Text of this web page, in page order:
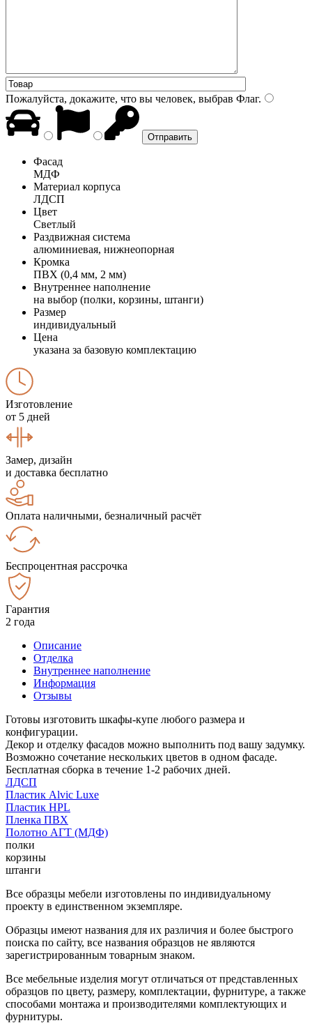
Пожалуйста, докажите, что вы человек, выбрав Флаг.
Фасад
МДФ
Материал корпуса
ЛДСП
Цвет
Светлый
Раздвижная система
алюминиевая, нижнеопорная
Кромка
ПВХ (0,4 мм, 2 мм)
Внутреннее наполнение
на выбор (полки, корзины, штанги)
Размер
индивидуальный
Цена
указана за базовую комплектацию
Изготовление
от 5 дней
Замер, дизайн
и доставка бесплатно
Оплата наличными, безналичный расчёт
Беспроцентная рассрочка
Гарантия
2 года
Описание
Отделка
Внутреннее наполнение
Информация
Отзывы
Готовы изготовить шкафы-купе любого размера и
конфигурации.
Декор и отделку фасадов можно выполнить под вашу задумку.
Возможно сочетание нескольких цветов в одном фасаде.
Бесплатная сборка в течение 1-2 рабочих дней.
ЛДСП
Пластик Alvic Luxe
Пластик HPL
Пленка ПВХ
Полотно АГТ (МДФ)
полки
корзины
штанги
Все образцы мебели изготовлены по индивидуальному
проекту в единственном экземпляре.
Образцы имеют названия для их различия и более быстрого
поиска по сайту, все названия образцов не являются
зарегистрированным товарным знаком.
Все мебельные изделия могут отличаться от представленных
образцов по цвету, размеру, комплектации, фурнитуре, а также
способами монтажа и производителями комплектующих и
фурнитуры.